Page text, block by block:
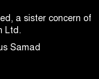
a sister concern of
Ltd.
Samad